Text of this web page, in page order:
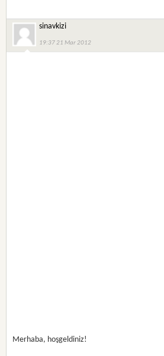
sinavkizi
19:37 21 Mar 2012
Merhaba, hoşgeldiniz!